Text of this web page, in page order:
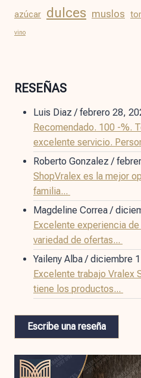
azúcar dulces muslos
vino
RESEÑAS
Luis Diaz /febrero 28,
Recomendado. 100 -%.
excelente servicio.
Roberto Gonzalez /
ShopVralex es la mejor
familia...
Magdeline Correa/
Excelente experiencia
variedad de ofertas...
Yaileny Alba/diciembre
Excelente trabajo Vralex
tiene los productos...
Escribe una reseña